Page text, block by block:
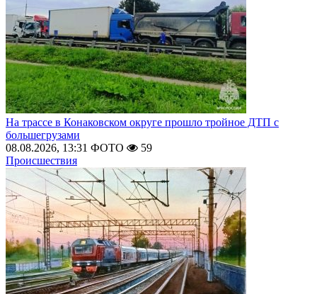
На трассе в Конаковском округе прошло тройное ДТП с
большегрузами
08.08.2026, 13:31 ФОТО
59
Происшествия